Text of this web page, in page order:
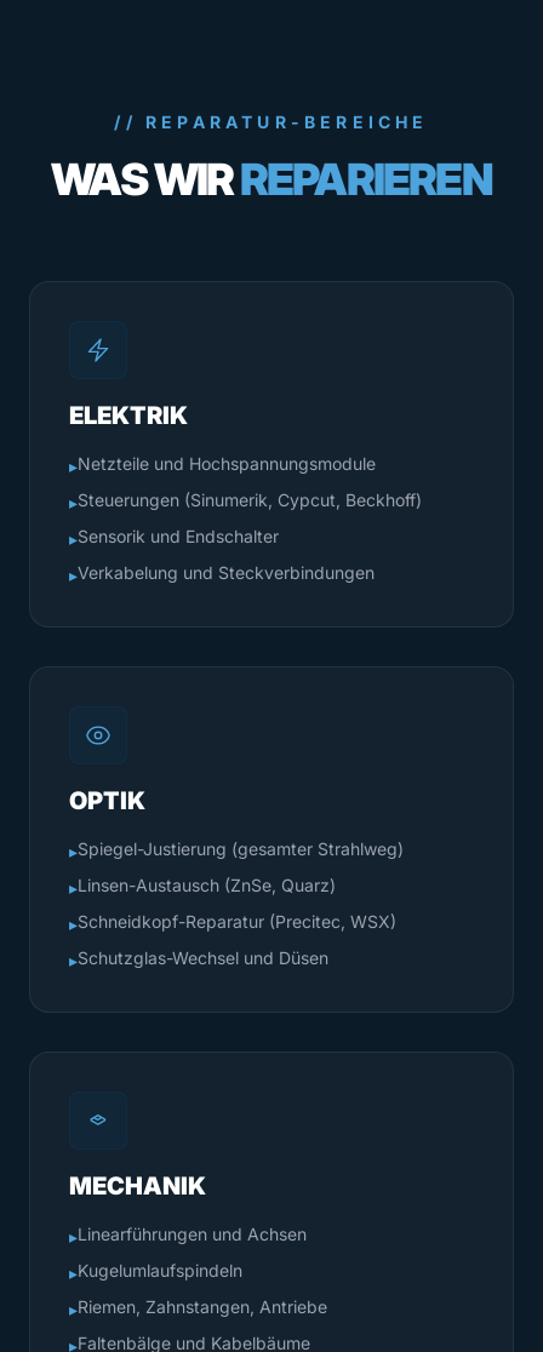
// REPARATUR-BEREICHE
WAS WIRREPARIEREN
ELEKTRIK
▸Netzteile und Hochspannungsmodule
▸Steuerungen (Sinumerik, Cypcut, Beckhoff)
▸Sensorik und Endschalter
▸Verkabelung und Steckverbindungen
OPTIK
▸Spiegel-Justierung (gesamter Strahlweg)
▸Linsen-Austausch (ZnSe, Quarz)
▸Schneidkopf-Reparatur (Precitec, WSX)
▸Schutzglas-Wechsel und Düsen
MECHANIK
▸Linearführungen und Achsen
▸Kugelumlaufspindeln
▸Riemen, Zahnstangen, Antriebe
▸Faltenbälge und Kabelbäume